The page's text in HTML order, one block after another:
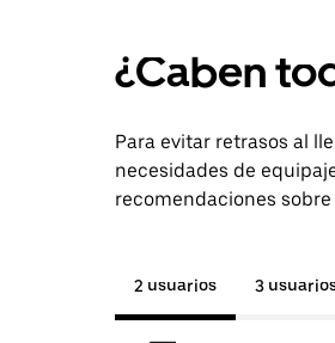
¿Caben
Para evitar retrasos al
necesidades de
recomendaciones
2 usuarios 3